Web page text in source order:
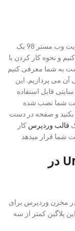
در این آموزش قصد داریم به شما همران گرامی سایت وب مستر 98 یک
و نحوه کار کردن با
به شما معرفی کنیم
می پردازیم. این
قابل استفاده
شما نصب شده
بکنید و صفحه در دست
قالب وردپرس کار
شما قرار میدهد
افزونه Under Construction در
مخزن وردپرس برای
پلاگین کمتر از سه